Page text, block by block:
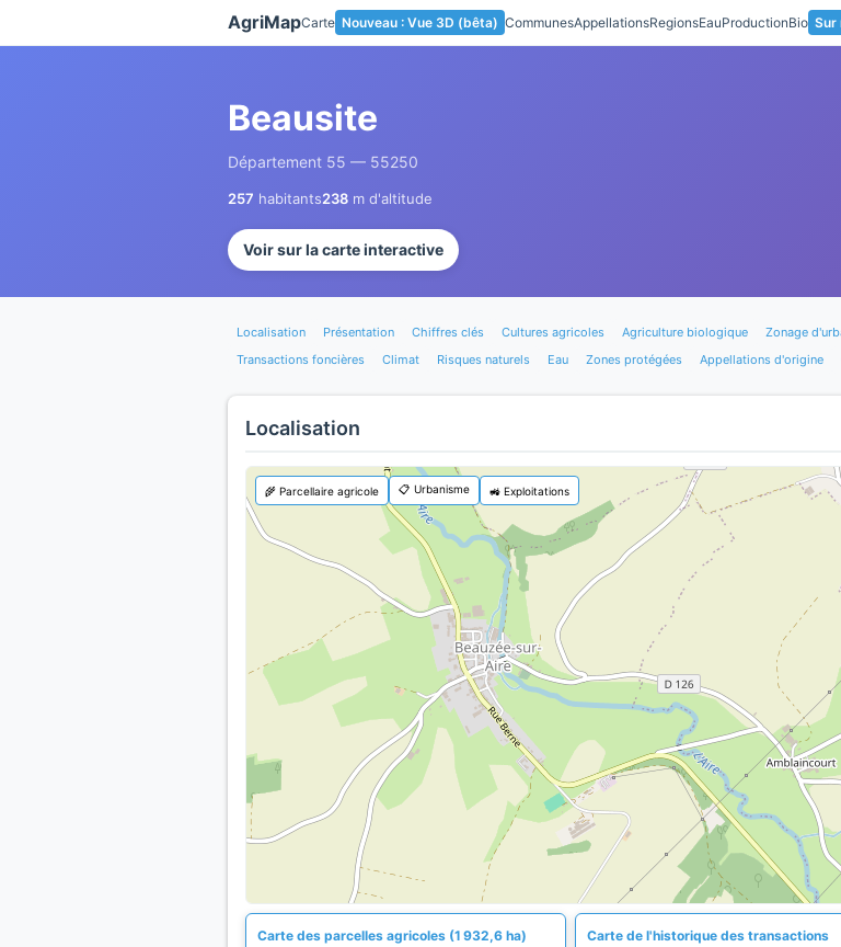
AgriMapCarte Nouveau : Vue 3D (bêta) CommunesAppellationsRegionsEauProductionBio Sur
Beausite
Département 55 — 55250
257 habitants238 m d'altitude
Voir sur la carte interactive
Localisation Présentation Chiffres clés Cultures agricoles Agriculture biologique Zonage
Transactions foncières
Climat Risques naturels Eau Zones protégées Appellations d'origine
Localisation
🌾 Parcellaire agricole 📋 Urbanisme 🚜 Exploitations
Carte des parcelles agricoles (1 932,6 ha)
Carte de l'historique des transactions
Panneau de gestion des cookies